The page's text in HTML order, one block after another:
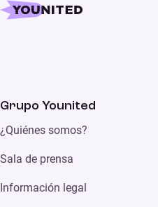
Grupo Younited
¿Quiénes somos?
Sala de prensa
Información legal